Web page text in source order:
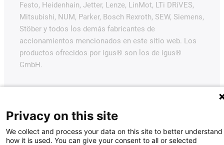
Festo, Heidenhain, Jetter, Lenze, LinMot, LTi DRiVES,
Mitsubishi, NUM, Parker, Bosch Rexroth, SEW, Siemens,
Stöber y todos los demás fabricantes de
accionamientos mencionados en este sitio web. Los
productos ofrecidos por igus® son los de igus®
GmbH.
Privacy on this site
We collect and process your data on this site to better understand
how it is used. You can give your consent to all or selected